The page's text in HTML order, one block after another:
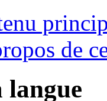
de
langue